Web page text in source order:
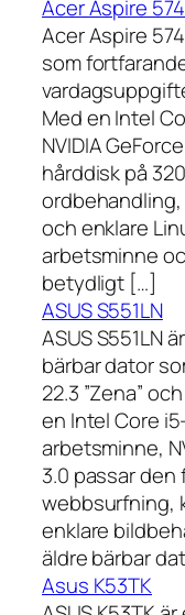
Acer Aspire
Acer Aspire
som
Med en Intel
NVIDIA
hårddisk på
och enklare
arbetsminne
betydligt […]
ASUS S551LN
ASUS S551LN
bärbar dator
22.3 ”Zena”
en Intel Core
arbetsminne,
3.0 passar
webbsurfning,
enklare
äldre bärbar
Asus K53TK